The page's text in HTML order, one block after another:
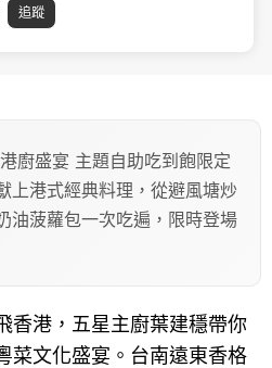
追蹤
廚盛宴 主題自助吃到飽限定
上港式經典料理，從避風塘炒
油菠蘿包一次吃遍，限時登場
香港，五星主廚葉建穩帶你
菜文化盛宴。台南遠東香格